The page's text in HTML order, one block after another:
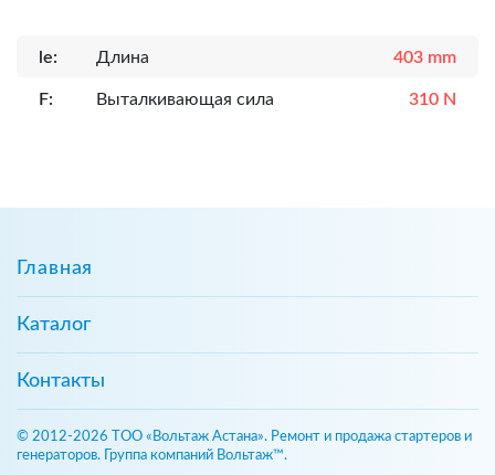
le: Длина 403 mm
F: Выталкивающая сила 310 N
Главная
Каталог
Контакты
© 2012-2026 ТОО «Вольтаж Астана». Ремонт и продажа стартеров и
генераторов. Группа компаний Вольтаж™.